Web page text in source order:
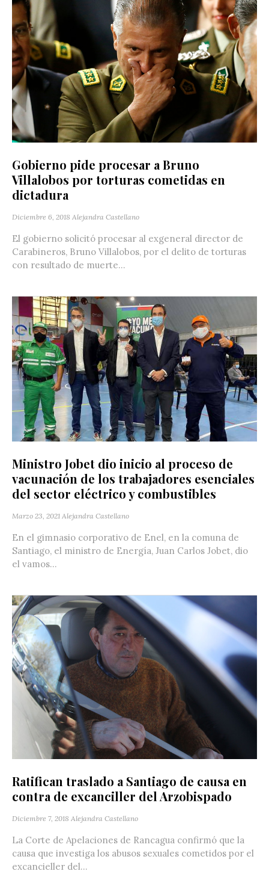
Gobierno pide procesar a Bruno
Villalobos por torturas cometidas en
dictadura
Diciembre 6, 2018 Alejandra Castellano
El gobierno solicitó procesar al exgeneral director de
Carabineros, Bruno Villalobos, por el delito de torturas
con resultado de muerte...
Ministro Jobet dio inicio al proceso de
vacunación de los trabajadores esenciales
del sector eléctrico y combustibles
Marzo 23, 2021 Alejandra Castellano
En el gimnasio corporativo de Enel, en la comuna de
Santiago, el ministro de Energía, Juan Carlos Jobet, dio
el vamos...
Ratifican traslado a Santiago de causa en
contra de excanciller del Arzobispado
Diciembre 7, 2018 Alejandra Castellano
La Corte de Apelaciones de Rancagua confirmó que la
causa que investiga los abusos sexuales cometidos por el
excancieller del...